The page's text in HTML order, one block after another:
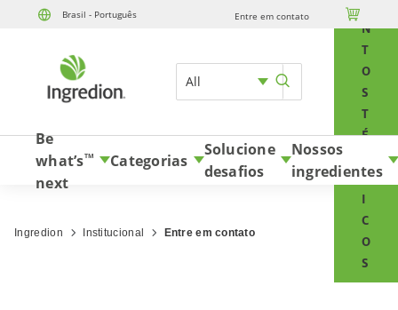
Brasil - Português Entre em contato 
All
N
T
O
S
T
É
N
I
C
O
S
Skip to content
Be
what’s
next
TM Categorias
Solucione
desafios
Nossos
ingredientes
Ingredion Institucional Entre em contato